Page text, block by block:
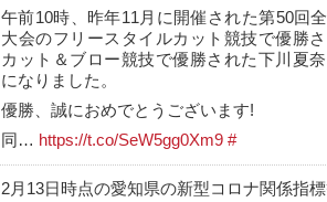
午前10時、昨年11月に開催された第50回
大会のフリースタイルカット競技で優勝
カット＆ブロー競技で優勝された下川夏
になりました。
優勝、誠におめでとうございます!
同… https://t.co/SeW5gg0Xm9 #
2月13日時点の愛知県の新型コロナ関係指